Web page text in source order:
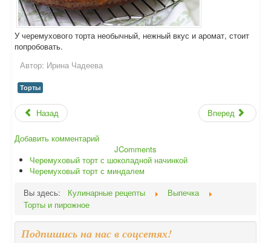
У черемухового торта необычный, нежный вкус и аромат, стоит
попробовать.
Автор: Ирина Чадеева
Торты
Назад Вперед
Добавить комментарий
JComments
Черемуховый торт с шоколадной начинкой
Черемуховый торт с миндалем
Вы здесь:
Кулинарные рецепты
Выпечка
Торты и пирожное
Подпишись на нас в соцсетях!